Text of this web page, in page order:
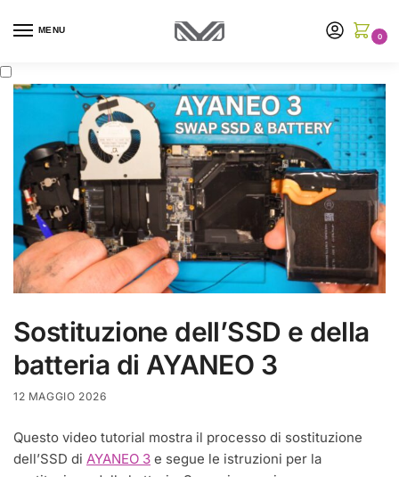
MENU
0
Sostituzione dell’SSD e della
batteria di AYANEO 3
12 MAGGIO 2026
Questo video tutorial mostra il processo di sostituzione
dell’SSD di AYANEO 3 e segue le istruzioni per la